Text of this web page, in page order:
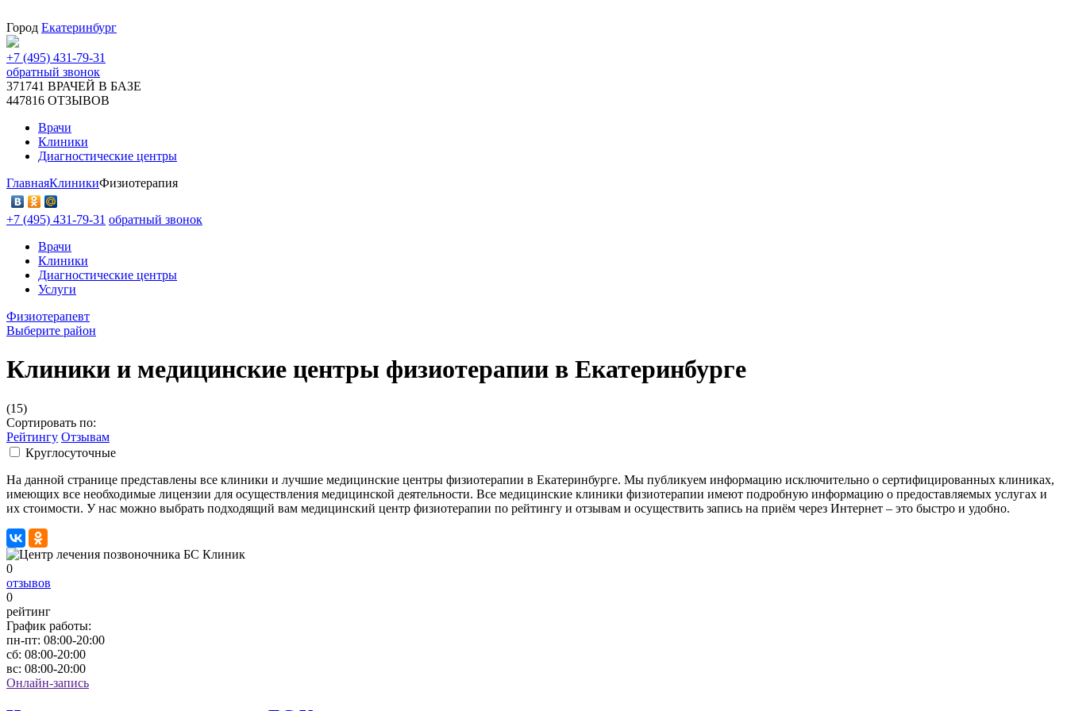
Город Екатеринбург
+7 (495) 431-79-31
обратный звонок
371741 ВРАЧЕЙ В БАЗЕ
447816 ОТЗЫВОВ
Врачи
Клиники
Диагностические центры
ГлавнаяКлиникиФизиотерапия
+7 (495) 431-79-31 обратный звонок
Врачи
Клиники
Диагностические центры
Услуги
Физиотерапевт
Выберите район
Клиники и медицинские центры физиотерапии в Екатеринбурге
(15)
Сортировать по:
Рейтингу Отзывам
Круглосуточные
На данной странице представлены все клиники и лучшие медицинские центры физиотерапии в Екатеринбурге. Мы публикуем информацию исключительно о сертифицированных клиниках,
имеющих все необходимые лицензии для осуществления медицинской деятельности. Все медицинские клиники физиотерапии имеют подробную информацию о предоставляемых услугах и
их стоимости. У нас можно выбрать подходящий вам медицинский центр физиотерапии по рейтингу и отзывам и осуществить запись на приём через Интернет – это быстро и удобно.
0
отзывов
0
рейтинг
График работы:
пн-пт: 08:00-20:00
сб: 08:00-20:00
вс: 08:00-20:00
Онлайн-запись